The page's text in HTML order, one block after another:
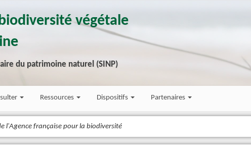
végétale
du patrimoine naturel (SINP)
Ressources Dispositifs Partenaires
l'Agence française pour la biodiversité